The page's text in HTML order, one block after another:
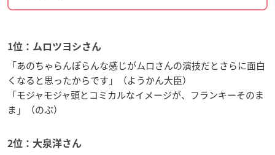
1位：ムロツヨシさん
「あのちゃらんぽらんな感じがムロさんの演技だとさらに面白
くなると思ったからです」（ようかん大臣）
「モジャモジャ頭とコミカルなイメージが、フランキーそのま
ま」（のぶ）
2位：大泉洋さん